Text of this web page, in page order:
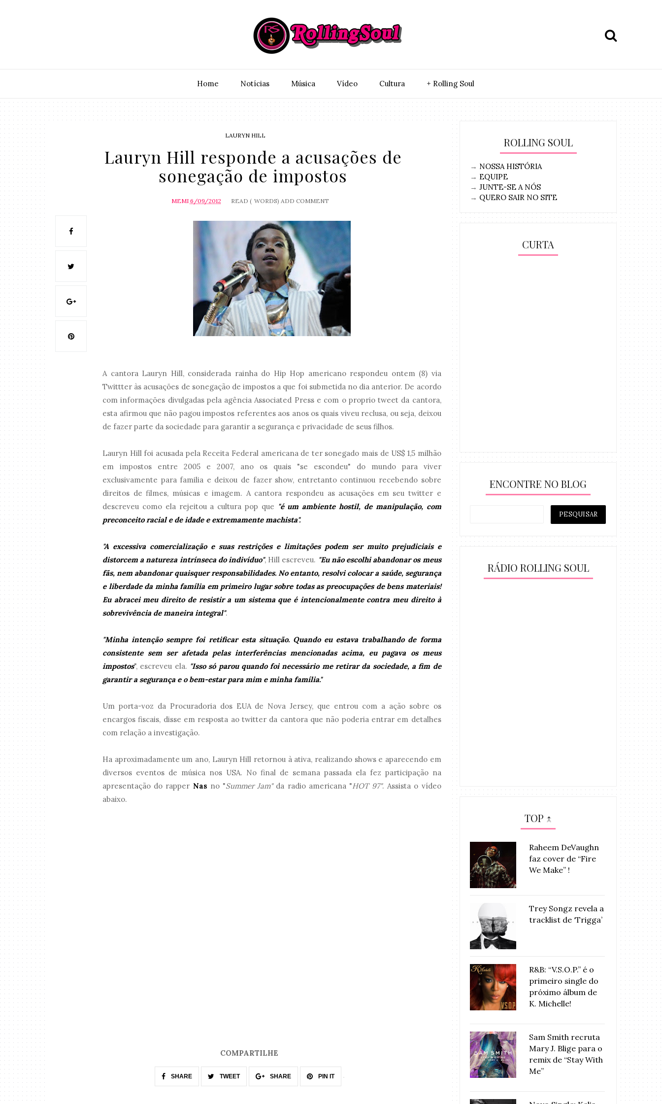
Home Notí­cias Música Vídeo Cultura + Rolling Soul
LAURYN HILL
Lauryn Hill responde a acusações de
sonegação de impostos
MEMI 6/09/2012 READ ( WORDS) ADD COMMENT
A cantora Lauryn Hill, considerada rainha do Hip Hop americano respondeu ontem (8) via
Twittter às acusações de sonegação de impostos a que foi submetida no dia anterior. De acordo
com informações divulgadas pela agência Associated Press e com o proprio tweet da cantora,
esta afirmou que não pagou impostos referentes aos anos os quais viveu reclusa, ou seja, deixou
de fazer parte da sociedade para garantir a segurança e privacidade de seus filhos.
Lauryn Hill foi acusada pela Receita Federal americana de ter sonegado mais de US$ 1,5 milhão
em impostos entre 2005 e 2007, ano os quais "se escondeu" do mundo para viver
exclusivamente para familia e deixou de fazer show, entretanto continuou recebendo sobre
direitos de filmes, músicas e imagem. A cantora respondeu as acusações em seu twitter e
descreveu como ela rejeitou a cultura pop que "é um ambiente hostil, de manipulação, com
preconceito racial e de idade e extremamente machista".
"A excessiva comercialização e suas restrições e limitações podem ser muito prejudiciais e
distorcem a natureza intrínseca do indivíduo", Hill escreveu. "Eu não escolhi abandonar os meus
fãs, nem abandonar quaisquer responsabilidades. No entanto, resolvi colocar a saúde, segurança
e liberdade da minha família em primeiro lugar sobre todas as preocupações de bens materiais!
Eu abracei meu direito de resistir a um sistema que é intencionalmente contra meu direito à
sobrevivência de maneira integral".
"Minha intenção sempre foi retificar esta situação. Quando eu estava trabalhando de forma
consistente sem ser afetada pelas interferências mencionadas acima, eu pagava os meus
impostos", escreveu ela. "Isso só parou quando foi necessário me retirar da sociedade, a fim de
garantir a segurança e o bem-estar para mim e minha família."
Um porta-voz da Procuradoria dos EUA de Nova Jersey, que entrou com a ação sobre os
encargos fiscais, disse em resposta ao twitter da cantora que não poderia entrar em detalhes
com relação a investigação.
Ha aproximadamente um ano, Lauryn Hill retornou à ativa, realizando shows e aparecendo em
diversos eventos de música nos USA. No final de semana passada ela fez participação na
apresentação do rapper Nas no "Summer Jam"da radio americana "HOT 97". Assista o vídeo
abaixo.
COMPARTILHE
SHARE TWEET SHARE PIN IT
ROLLING SOUL
→ NOSSA HISTÓRIA
→ EQUIPE
→ JUNTE-SE A NÓS
→ QUERO SAIR NO SITE
CURTA
ENCONTRE NO BLOG
RÁDIO ROLLING SOUL
TOP ↑
Raheem DeVaughn
faz cover de “Fire
We Make” !
Trey Songz revela a
tracklist de ‘Trigga’
R&B: “V.S.O.P.” é o
primeiro single do
próximo álbum de
K. Michelle!
Sam Smith recruta
Mary J. Blige para o
remix de “Stay With
Me”